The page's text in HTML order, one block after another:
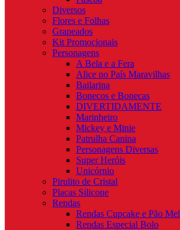
Diversos
Flores e Folhas
Grapeados
Kit Promocionais
Personagens
A Bela e a Fera
Alice no País Maravilhas
Bailarina
Bonecos e Bonecas
DIVERTIDAMENTE
Marinheiro
Mickey e Minie
Patrulha Canina
Personagens Diversas
Super Heróis
Unicórnio
Pirulito de Cristal
Placas Silicone
Rendas
Rendas Cupcake e Pão Mel
Rendas Especial Bolo